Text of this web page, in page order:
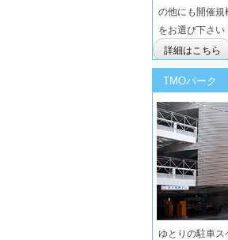
の他にも開催
をお選び下さい
詳細はこちら
TMOパーク
ゆとりの駐車ス